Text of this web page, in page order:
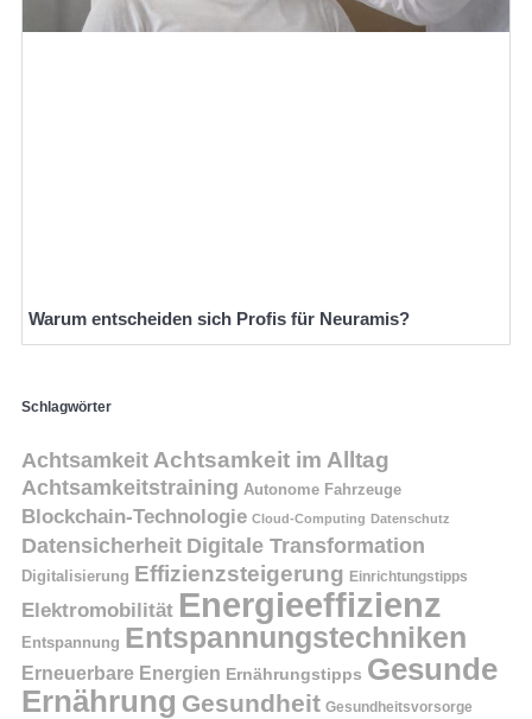
Warum entscheiden sich Profis für Neuramis?
Schlagwörter
Achtsamkeit Achtsamkeit im Alltag
Achtsamkeitstraining Autonome Fahrzeuge
Blockchain-Technologie Cloud-Computing Datenschutz
Datensicherheit Digitale Transformation
Digitalisierung Effizienzsteigerung Einrichtungstipps
Elektromobilität Energieeffizienz
Entspannung Entspannungstechniken
Erneuerbare Energien Ernährungstipps Gesunde
Ernährung Gesundheit Gesundheitsvorsorge